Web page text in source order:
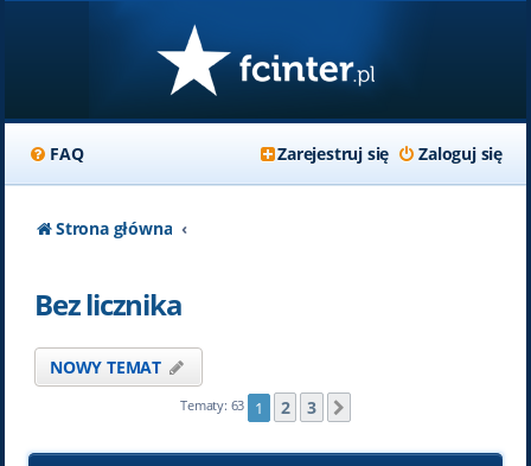
FAQ Zaloguj się
Zarejestruj się
Strona główna
Bez licznika
NOWY TEMAT
Tematy: 63 1 2 3